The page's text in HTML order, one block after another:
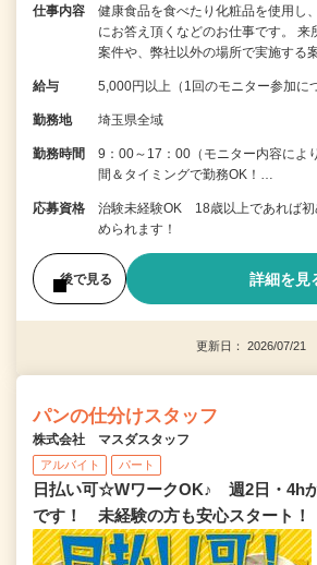
仕事内容
健康食品を食べたり化粧品を使用し
にお答え頂くなどのお仕事です。 来
案件や、弊社以外の場所で実施する
給与 5,000円以上（1回のモニター参加
勤務地 埼玉県全域
勤務時間
9：00～17：00（モニター内容によ
間＆タイミングで勤務OK！…
応募資格
治験未経験OK 18歳以上であれば初
められます！
後で見る 詳細を見
更新日： 2026/07/21
パンの仕分けスタッフ
株式会社 マスダスタッフ
アルバイト パート
日払い可☆WワークOK♪ 週2日・4h
です！ 未経験の方も安心スタート！